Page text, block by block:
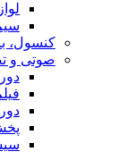
کنسول،
صوتی و